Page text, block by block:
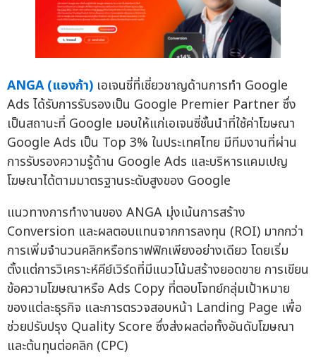
ANGA (แองก้า) เอเจนซี่ที่เชี่ยวชาญด้านการทำ Google
Ads ได้รับการรับรองเป็น Google Premier Partner ซึ่ง
เป็นสถานะที่ Google มอบให้แก่เอเจนซี่ชั้นนำที่ใช้ค่าโฆษณา
Google Ads เป็น Top 3% ในประเทศไทย มีทีมงานที่ผ่าน
การรับรองความรู้ด้าน Google Ads และบริหารแคมเปญ
โฆษณาได้ตามมาตรฐานระดับสูงของ Google
แนวทางการทำงานของ ANGA มุ่งเน้นการสร้าง
Conversion และผลตอบแทนจากการลงทุน (ROI) มากกว่า
การเพิ่มจำนวนคลิกหรือทราฟฟิกเพียงอย่างเดียว โดยเริ่ม
ตั้งแต่การวิเคราะห์คีย์เวิร์ดที่มีแนวโน้มสร้างยอดขาย การเขียน
ข้อความโฆษณาหรือ Ads Copy ที่ตอบโจทย์กลุ่มเป้าหมาย
ของแต่ละธุรกิจ และการตรวจสอบหน้า Landing Page เพื่อ
ช่วยปรับปรุง Quality Score ซึ่งส่งผลต่อทั้งอันดับโฆษณา
และต้นทุนต่อคลิก (CPC)